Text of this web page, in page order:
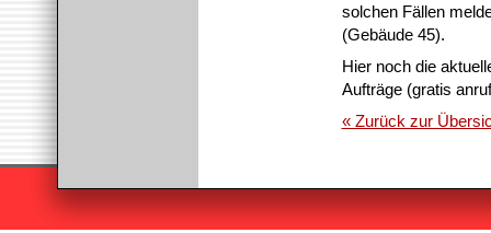
solchen Fällen
(Gebäude 45).
Hier noch die
Aufträge (gratis
« Zurück zur